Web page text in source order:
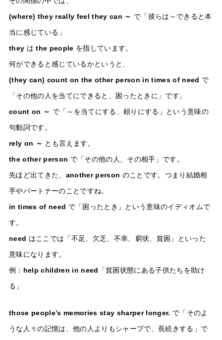
(where) they really feel they can ～ で「彼らは～できると本
当に感じている」
they はthe people を指しています。
何ができると感じているかというと、
(they can) count on the other person in times of need で
「その他の人を当てにできると、困ったときに」です。
count on ～ で「～を当てにする、頼りにする」という意味の
句動詞です。
rely on ～ とも言えます。
the other person で「その他の人、その相手」です。
先ほど出てきた、 another person のことです。つまり結婚相
手やパートナーのことですね。
in times of need で「困ったとき」という意味のイディオムで
す。
need はここでは「不足、欠乏、不幸、窮状、貧困」といった
意味になります。
例： help children in need 「貧困状態にある子供たちを助け
る」
those people’s memories stay sharper longer. で「そのよ
うな人々の記憶は、他の人よりもシャープで、長続きする」で